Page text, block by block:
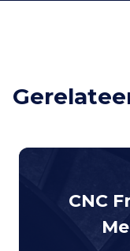
CNC